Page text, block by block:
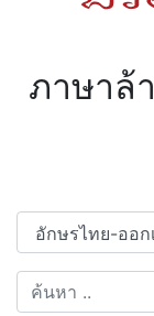
ภาษาล้